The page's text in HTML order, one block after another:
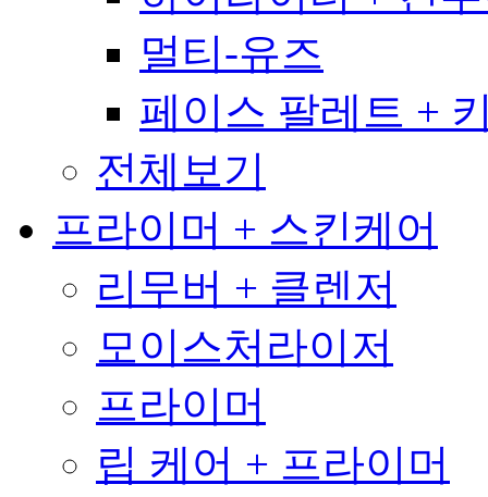
멀티-유즈
페이스 팔레트 +
전체보기
프라이머 + 스킨케어
리무버 + 클렌저
모이스처라이저
프라이머
립 케어 + 프라이머